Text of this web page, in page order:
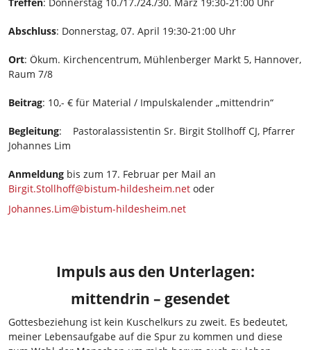
Abschluss: Donnerstag, 07. April 19:30-21:00 Uhr
Ort: Ökum. Kirchencentrum, Mühlenberger Markt 5, Hannover,
Raum 7/8
Beitrag: 10,- € für Material / Impulskalender „mittendrin“
Begleitung: Pastoralassistentin Sr. Birgit Stollhoff CJ, Pfarrer
Johannes Lim
Anmeldung bis zum 17. Februar per Mail an
Birgit.Stollhoff@bistum-hildesheim.net oder
Johannes.Lim@bistum-hildesheim.net
Impuls aus den Unterlagen:
mittendrin – gesendet
Gottesbeziehung ist kein Kuschelkurs zu zweit. Es bedeutet,
meiner Lebensaufgabe auf die Spur zu kommen und diese